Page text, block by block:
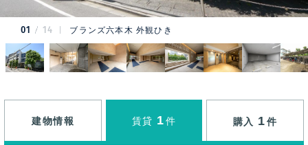
01 14 ブランズ六本木 外観ひき
建物情報 賃貸 1 件 購入 1 件